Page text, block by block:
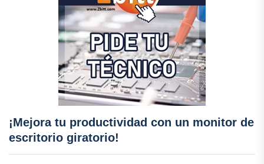
¡Mejora tu productividad con un monitor de
escritorio giratorio!